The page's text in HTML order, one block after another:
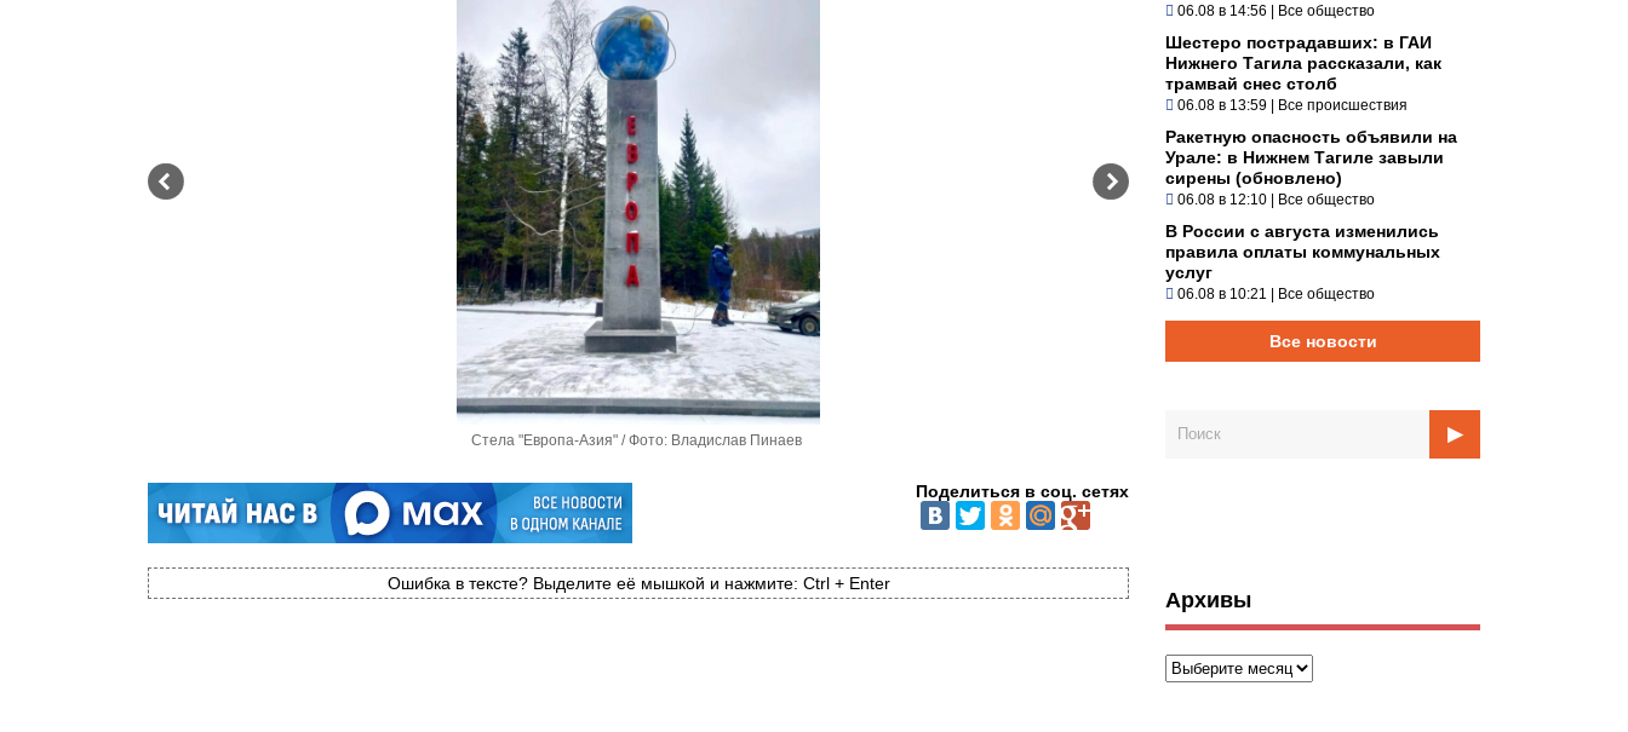
Стела "Европа-Азия" / Фото: Владислав Пинаев
Поделиться в соц. сетях
Ошибка в тексте? Выделите её мышкой и нажмите: Ctrl + Enter
06.08 в 14:56 | Все общество
Шестеро пострадавших: в ГАИ
Нижнего Тагила рассказали, как
трамвай снес столб
06.08 в 13:59 | Все происшествия
Ракетную опасность объявили на
Урале: в Нижнем Тагиле завыли
сирены (обновлено)
06.08 в 12:10 | Все общество
В России с августа изменились
правила оплаты коммунальных
услуг
06.08 в 10:21 | Все общество
Все новости
Архивы
Архивы